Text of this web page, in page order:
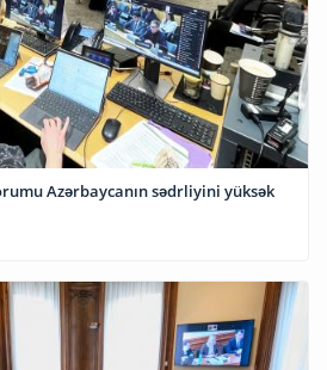
Azərbaycanın sədrliyini yüksək